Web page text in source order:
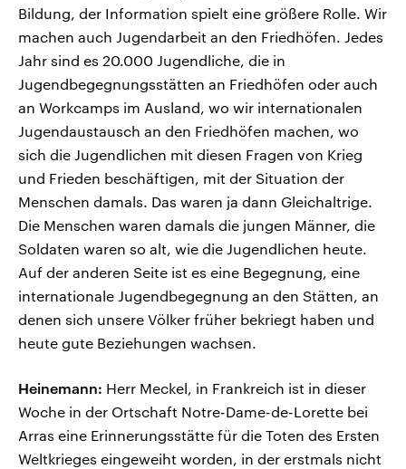
Bildung, der Information spielt eine größere Rolle. Wir
machen auch Jugendarbeit an den Friedhöfen. Jedes
Jahr sind es 20.000 Jugendliche, die in
Jugendbegegnungsstätten an Friedhöfen oder auch
an Workcamps im Ausland, wo wir internationalen
Jugendaustausch an den Friedhöfen machen, wo
sich die Jugendlichen mit diesen Fragen von Krieg
und Frieden beschäftigen, mit der Situation der
Menschen damals. Das waren ja dann Gleichaltrige.
Die Menschen waren damals die jungen Männer, die
Soldaten waren so alt, wie die Jugendlichen heute.
Auf der anderen Seite ist es eine Begegnung, eine
internationale Jugendbegegnung an den Stätten, an
denen sich unsere Völker früher bekriegt haben und
heute gute Beziehungen wachsen.
Heinemann: Herr Meckel, in Frankreich ist in dieser
Woche in der Ortschaft Notre-Dame-de-Lorette bei
Arras eine Erinnerungsstätte für die Toten des Ersten
Weltkrieges eingeweiht worden, in der erstmals nicht